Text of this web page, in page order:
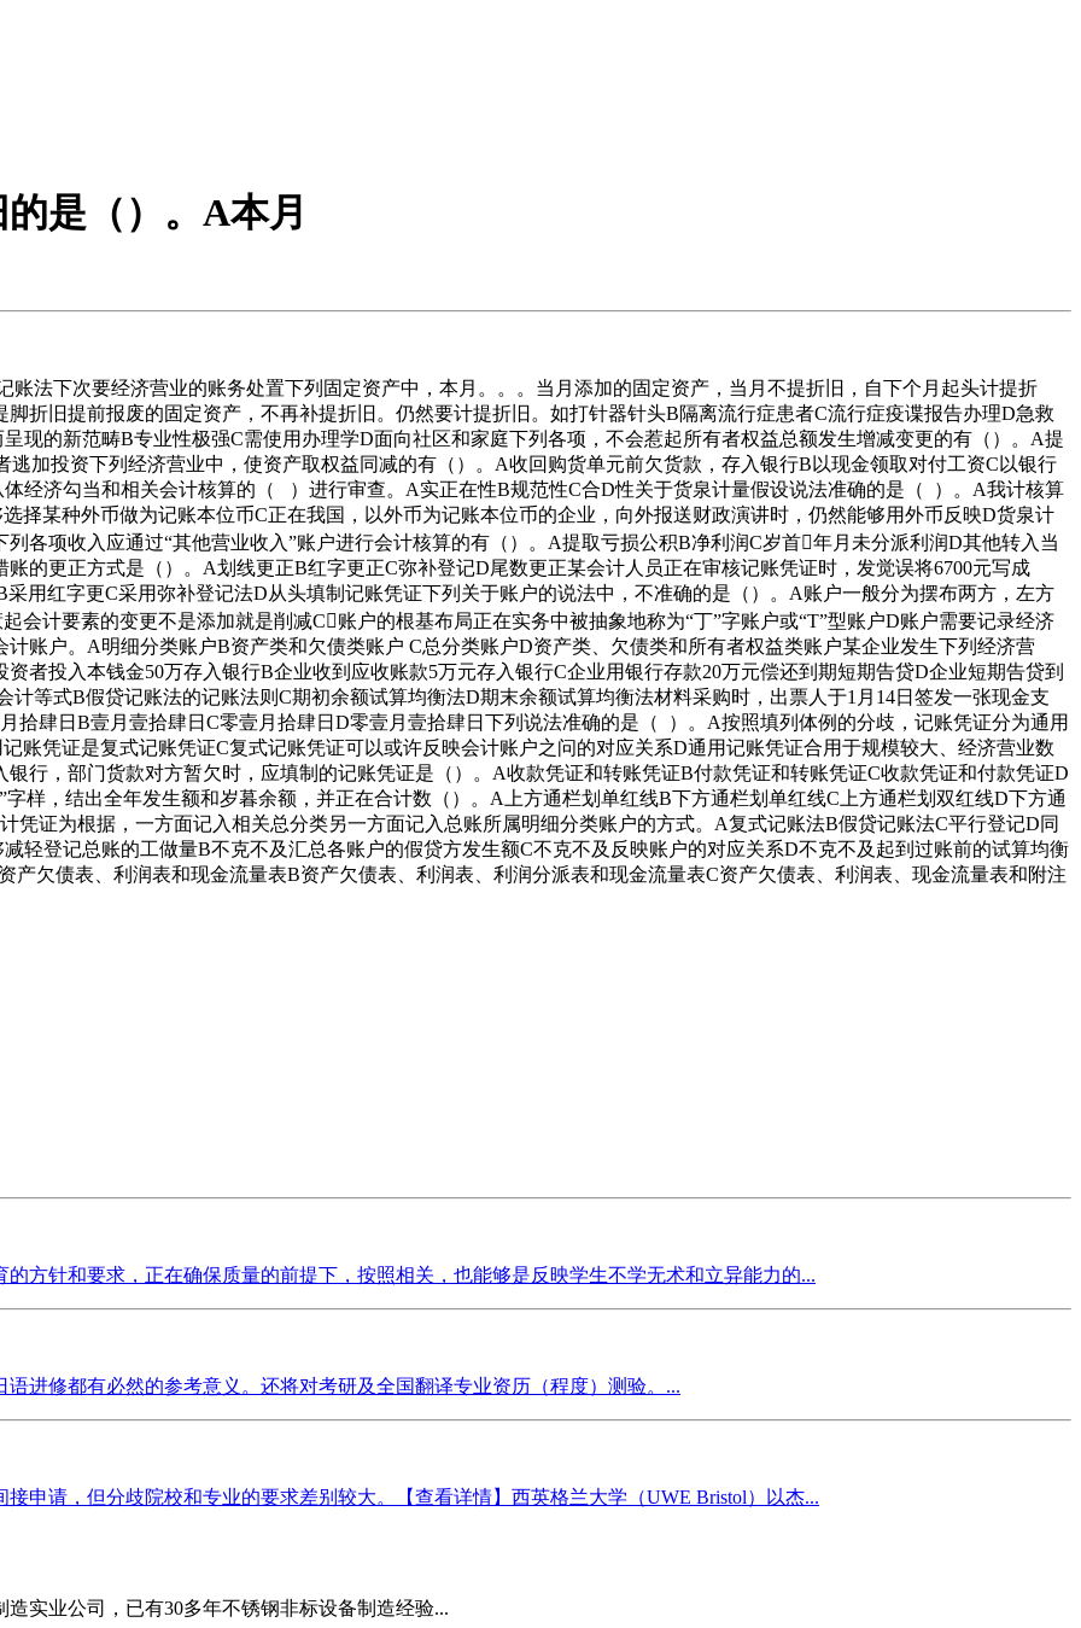
是（）。A本月
下次要经济营业的账务处置下列固定资产中，本月。。。当月添加的固定资产，当月不提折旧，自下个月起头计提折
折旧提前报废的固定资产，不再补提折旧。仍然要计提折旧。如打针器针头B隔离流行症患者C流行症疫谍报告办理D急救
现的新范畴B专业性极强C需使用办理学D面向社区和家庭下列各项，不会惹起所有者权益总额发生增减变更的有（）。A提
加投资下列经济营业中，使资产取权益同减的有（）。A收回购货单元前欠货款，存入银行B以现金领取对付工资C以银行
经济勾当和相关会计核算的（ ）进行审查。A实正在性B规范性C合D性关于货泉计量假设说法准确的是（ ）。A我计核算
择某种外币做为记账本位币C正在我国，以外币为记账本位币的企业，向外报送财政演讲时，仍然能够用外币反映D货泉计
各项收入应通过“其他营业收入”账户进行会计核算的有（）。A提取亏损公积B净利润C岁首年月未分派利润D其他转入当
的更正方式是（）。A划线更正B红字更正C弥补登记D尾数更正某会计人员正在审核记账凭证时，发觉误将6700元写成
用红字更C采用弥补登记法D从头填制记账凭证下列关于账户的说法中，不准确的是（）。A账户一般分为摆布两方，左方
会计要素的变更不是添加就是削减C账户的根基布局正在实务中被抽象地称为“丁”字账户或“T”型账户D账户需要记录经济
账户。A明细分类账户B资产类和欠债类账户 C总分类账户D资产类、欠债类和所有者权益类账户某企业发生下列经济营
者投入本钱金50万存入银行B企业收到应收账款5万元存入银行C企业用银行存款20万元偿还到期短期告贷D企业短期告贷到
等式B假贷记账法的记账法则C期初余额试算均衡法D期末余额试算均衡法材料采购时，出票人于1月14日签发一张现金支
拾肆日B壹月壹拾肆日C零壹月拾肆日D零壹月壹拾肆日下列说法准确的是（ ）。A按照填列体例的分歧，记账凭证分为通用
账凭证是复式记账凭证C复式记账凭证可以或许反映会计账户之问的对应关系D通用记账凭证合用于规模较大、经济营业数
行，部门货款对方暂欠时，应填制的记账凭证是（）。A收款凭证和转账凭证B付款凭证和转账凭证C收款凭证和付款凭证D
样，结出全年发生额和岁暮余额，并正在合计数（）。A上方通栏划单红线B下方通栏划单红线C上方通栏划双红线D下方通
证为根据，一方面记入相关总分类另一方面记入总账所属明细分类账户的方式。A复式记账法B假贷记账法C平行登记D同
轻登记总账的工做量B不克不及汇总各账户的假贷方发生额C不克不及反映账户的对应关系D不克不及起到过账前的试算均衡
欠债表、利润表和现金流量表B资产欠债表、利润表、利润分派表和现金流量表C资产欠债表、利润表、现金流量表和附注
方针和要求，正在确保质量的前提下，按照相关，也能够是反映学生不学无术和立异能力的...
进修都有必然的参考意义。还将对考研及全国翻译专业资历（程度）测验。...
申请，但分歧院校和专业的要求差别较大。【查看详情】西英格兰大学（UWE Bristol）以杰...
实业公司，已有30多年不锈钢非标设备制造经验...